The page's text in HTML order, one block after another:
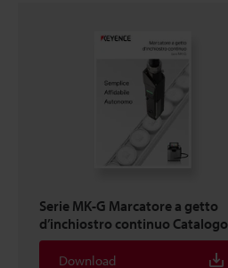
Serie MK-G Marcatore a getto
d’inchiostro continuo Catalogo
Download